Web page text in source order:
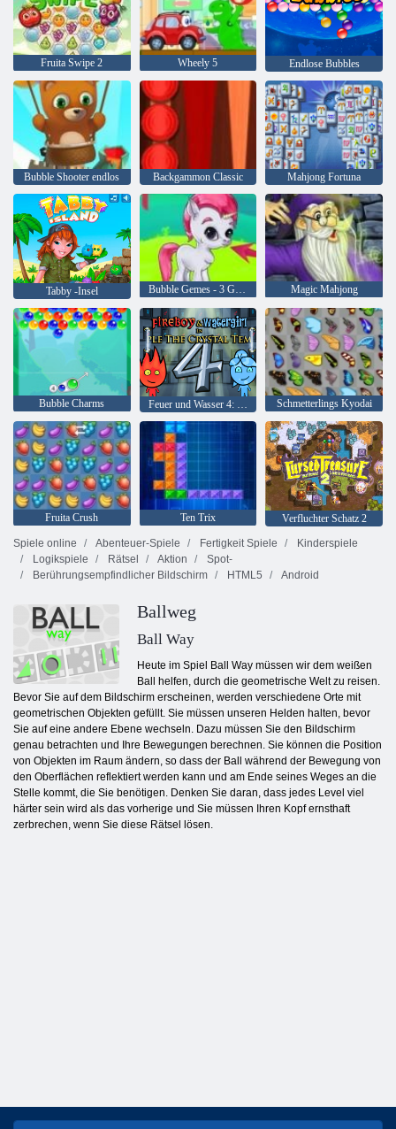
Fruita Swipe 2 Wheely 5 Endlose Bubbles
Bubble Shooter endlos Backgammon Classic Mahjong Fortuna
Tabby -Insel Bubble Gemes - 3 Gewinnt Magic Mahjong
Bubble Charms Feuer und Wasser 4: Kristalltempel Schmetterlings Kyodai
Fruita Crush Ten Trix
Verfluchter Schatz 2
Spiele online
Abenteuer-Spiele Fertigkeit Spiele
Kinderspiele
Logikspiele
Rätsel Aktion
Spot-
Berührungsempfindlicher Bildschirm
HTML5 Android
Ballweg
Ball Way
Heute im Spiel Ball Way müssen wir dem weißen
Ball helfen, durch die geometrische Welt zu reisen.
Bevor Sie auf dem Bildschirm erscheinen, werden verschiedene Orte mit
geometrischen Objekten gefüllt. Sie müssen unseren Helden halten, bevor
Sie auf eine andere Ebene wechseln. Dazu müssen Sie den Bildschirm
genau betrachten und Ihre Bewegungen berechnen. Sie können die Position
von Objekten im Raum ändern, so dass der Ball während der Bewegung von
den Oberflächen reflektiert werden kann und am Ende seines Weges an die
Stelle kommt, die Sie benötigen. Denken Sie daran, dass jedes Level viel
härter sein wird als das vorherige und Sie müssen Ihren Kopf ernsthaft
zerbrechen, wenn Sie diese Rätsel lösen.